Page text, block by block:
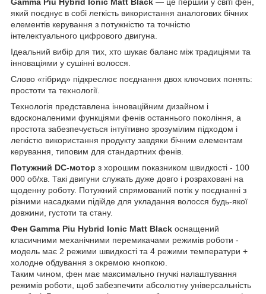
який поєднує в собі легкість використання аналогових бічних
елементів керування з потужністю та точністю
інтелектуального цифрового двигуна.
Ідеальний вибір для тих, хто шукає баланс між традиціями та
інноваціями у сушінні волосся.
Слово «гібрид» підкреслює поєднання двох ключових понять:
простоти та технології.
Технологія представлена інноваційним дизайном і
вдосконаленими функціями фенів останнього покоління, а
простота забезпечується інтуїтивно зрозумілим підходом і
легкістю використання продукту завдяки бічним елементам
керування, типовим для стандартних фенів.
Потужний DC-мотор з хорошим показником швидкості - 100
000 об/хв. Такі двигуни служать дуже довго і розраховані на
щоденну роботу. Потужний спрямований потік у поєднанні з
різними насадками підійде для укладання волосся будь-якої
довжини, густоти та стану.
Фен Gamma Piu Hybrid Ionic Matt Black оснащений
класичними механічними перемикачами режимів роботи -
модель має 2 режими швидкості та 4 режими температури +
холодне обдування з окремою кнопкою.
Таким чином, фен має максимально гнучкі налаштування
режимів роботи, щоб забезпечити абсолютну універсальність